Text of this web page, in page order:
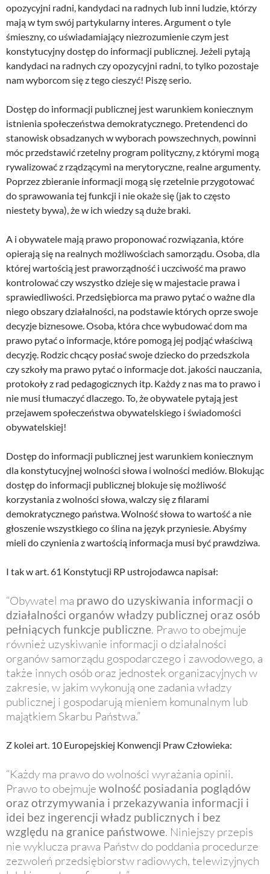
opozycyjni radni, kandydaci na radnych lub inni ludzie, którzy
mają w tym swój partykularny interes. Argument o tyle
śmieszny, co uświadamiający niezrozumienie czym jest
konstytucyjny dostęp do informacji publicznej. Jeżeli pytają
kandydaci na radnych czy opozycyjni radni, to tylko pozostaje
nam wyborcom się z tego cieszyć! Piszę serio.
Dostęp do informacji publicznej jest warunkiem koniecznym
istnienia społeczeństwa demokratycznego. Pretendenci do
stanowisk obsadzanych w wyborach powszechnych, powinni
móc przedstawić rzetelny program polityczny, z którymi mogą
rywalizować z rządzącymi na merytoryczne, realne argumenty.
Poprzez zbieranie informacji mogą się rzetelnie przygotować
do sprawowania tej funkcji i nie okaże się (jak to często
niestety bywa), że w ich wiedzy są duże braki.
A i obywatele mają prawo proponować rozwiązania, które
opierają się na realnych możliwościach samorządu. Osoba, dla
której wartością jest praworządność i uczciwość ma prawo
kontrolować czy wszystko dzieje się w majestacie prawa i
sprawiedliwości. Przedsiębiorca ma prawo pytać o ważne dla
niego obszary działalności, na podstawie których oprze swoje
decyzje biznesowe. Osoba, która chce wybudować dom ma
prawo pytać o informacje, które pomogą jej podjąć właściwą
decyzję. Rodzic chcący posłać swoje dziecko do przedszkola
czy szkoły ma prawo pytać o informacje dot. jakości nauczania,
protokoły z rad pedagogicznych itp. Każdy z nas ma to prawo i
nie musi tłumaczyć dlaczego. To, że obywatele pytają jest
przejawem społeczeństwa obywatelskiego i świadomości
obywatelskiej!
Dostęp do informacji publicznej jest warunkiem koniecznym
dla konstytucyjnej wolności słowa i wolności mediów. Blokując
dostęp do informacji publicznej blokuje się możliwość
korzystania z wolności słowa, walczy się z filarami
demokratycznego państwa. Wolność słowa to wartość a nie
głoszenie wszystkiego co ślina na język przyniesie. Abyśmy
mieli do czynienia z wartością informacja musi być prawdziwa.
I tak w art. 61 Konstytucji RP ustrojodawca napisał:
“Obywatel ma prawo do uzyskiwania informacji o
działalności organów władzy publicznej oraz osób
pełniących funkcje publiczne. Prawo to obejmuje
również uzyskiwanie informacji o działalności
organów samorządu gospodarczego i zawodowego, a
także innych osób oraz jednostek organizacyjnych w
zakresie, w jakim wykonują one zadania władzy
publicznej i gospodarują mieniem komunalnym lub
majątkiem Skarbu Państwa.”
Z kolei art. 10 Europejskiej Konwencji Praw Człowieka:
“Każdy ma prawo do wolności wyrażania opinii.
Prawo to obejmuje wolność posiadania poglądów
oraz otrzymywania i przekazywania informacji i
idei bez ingerencji władz publicznych i bez
względu na granice państwowe. Niniejszy przepis
nie wyklucza prawa Państw do poddania procedurze
zezwoleń przedsiębiorstw radiowych, telewizyjnych